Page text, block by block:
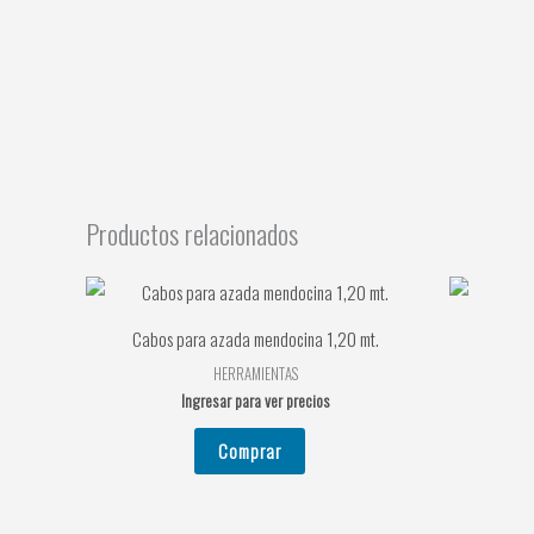
Productos relacionados
Cabos para azada mendocina 1,20 mt.
HERRAMIENTAS
Ingresar para ver precios
Comprar